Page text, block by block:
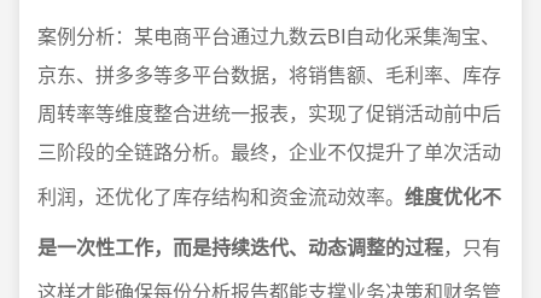
案例分析：某电商平台通过九数云BI自动化采集淘宝、
京东、拼多多等多平台数据，将销售额、毛利率、库存
周转率等维度整合进统一报表，实现了促销活动前中后
三阶段的全链路分析。最终，企业不仅提升了单次活动
利润，还优化了库存结构和资金流动效率。 维度优化不
是一次性工作，而是持续迭代、动态调整的过程，只有
这样才能确保每份分析报告都能支撑业务决策和财务管